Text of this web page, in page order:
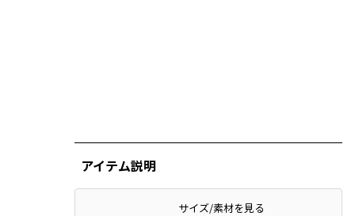
アイテム説明
サイズ/素材を見る